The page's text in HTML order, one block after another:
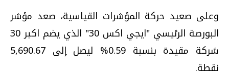
وعلى صعيد حركة المؤشرات القياسية، صعد مؤشر
البورصة الرئيسي "ايجي اكس 30" الذي يضم اكبر 30
شركة مقيدة بنسبة 0.59% ليصل إلى 5,690.67
نقطة.